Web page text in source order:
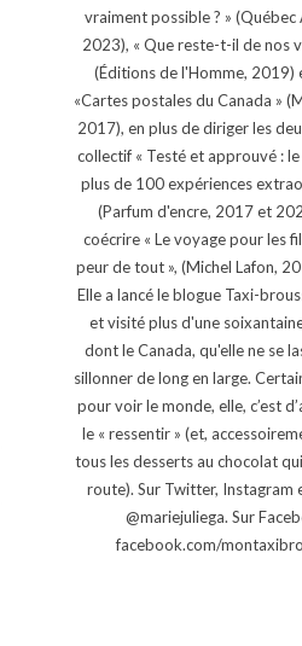
vraiment possible ? » (Québec
2023), « Que reste-t-il de nos
(Éditions de l'Homme, 2019)
«Cartes postales du Canada »
2017), en plus de diriger les
collectif « Testé et approuvé :
plus de 100 expériences
(Parfum d'encre, 2017 et
coécrire « Le voyage pour les
peur de tout », (Michel Lafon,
Elle a lancé le blogue Taxi-
et visité plus d'une
dont le Canada, qu'elle ne se
sillonner de long en large.
pour voir le monde, elle, c’est
le « ressentir » (et,
tous les desserts au chocolat
route). Sur Twitter, Instagram
@mariejuliega. Sur
facebook.com/